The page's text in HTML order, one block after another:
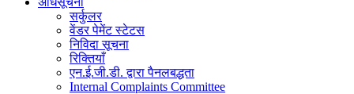
सर्कुलर
वेंडर पेमेंट स्टेटस
निविदा सूचना
रिक्तियाँ
एन.ई.जी.डी. द्वारा पैनलबद्धता
Internal Complaints Committee